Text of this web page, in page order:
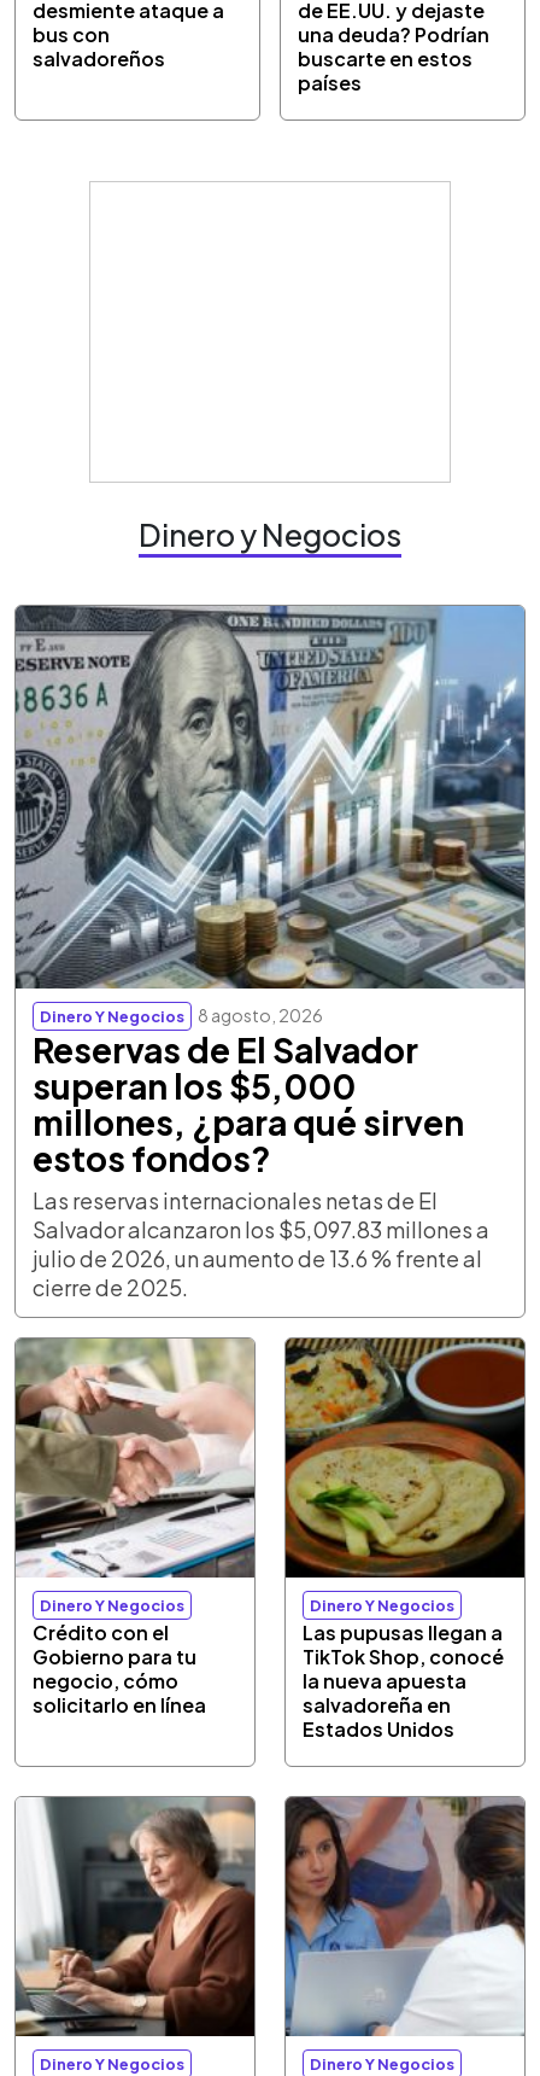
desmiente ataque a
bus con
salvadoreños
de EE.UU. y dejaste
una deuda? Podrían
buscarte en estos
países
Dinero y Negocios
Dinero Y Negocios 8 agosto, 2026
Reservas de El Salvador
superan los $5,000
millones, ¿para qué sirven
estos fondos?
Las reservas internacionales netas de El
Salvador alcanzaron los $5,097.83 millones a
julio de 2026, un aumento de 13.6 % frente al
cierre de 2025.
Dinero Y Negocios
Crédito con el
Gobierno para tu
negocio, cómo
solicitarlo en línea
Dinero Y Negocios
Las pupusas llegan a
TikTok Shop, conocé
la nueva apuesta
salvadoreña en
Estados Unidos
Dinero Y Negocios Dinero Y Negocios